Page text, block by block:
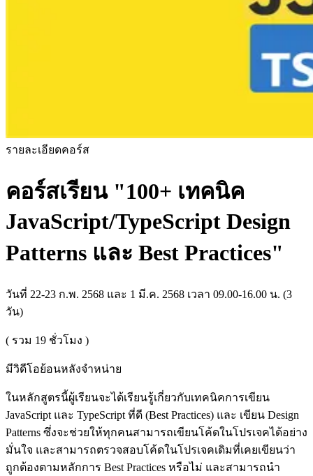
รายละเอียดคอร์ส
คอร์สเรียน "100+ เทคนิค
JavaScript/TypeScript Design
Patterns และ Best Practices"
วันที่ 22-23 ก.พ. 2568 และ 1 มี.ค. 2568 เวลา 09.00-16.00 น. (3
วัน)
( รวม 19 ชั่วโมง )
มีวิดีโอย้อนหลังจำหน่าย
ในหลักสูตรนี้ผู้เรียนจะได้เรียนรู้เกี่ยวกับเทคนิคการเขียน
JavaScript และ TypeScript ที่ดี (Best Practices) และ เขียน Design
Patterns ซึ่งจะช่วยให้ทุกคนสามารถเขียนโค้ดในโปรเจคได้อย่าง
มั่นใจ และสามารถตรวจสอบโค้ดในโปรเจคเดิมที่เคยเขียนว่า
ถูกต้องตามหลักการ Best Practices หรือไม่ และสามารถนำ